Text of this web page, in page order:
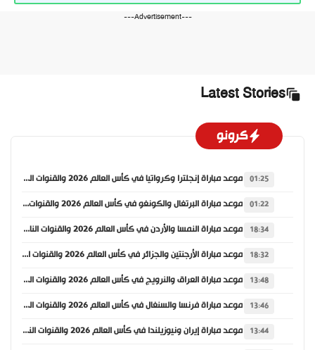
---Advertisement---
Latest Stories
كرونو
01:25 موعد مباراة إنجلترا وكرواتيا في كأس العالم 2026 والقنوات الناقلة
01:22 موعد مباراة البرتغال والكونغو في كأس العالم 2026 والقنوات الناقلة
18:34 موعد مباراة النمسا والأردن في كأس العالم 2026 والقنوات الناقلة
18:32 موعد مباراة الأرجنتين والجزائر في كأس العالم 2026 والقنوات الناقلة
13:48 موعد مباراة العراق والنرويج في كأس العالم 2026 والقنوات الناقلة
13:46 موعد مباراة فرنسا والسنغال في كأس العالم 2026 والقنوات الناقلة
13:44 موعد مباراة إيران ونيوزيلندا في كأس العالم 2026 والقنوات الناقلة